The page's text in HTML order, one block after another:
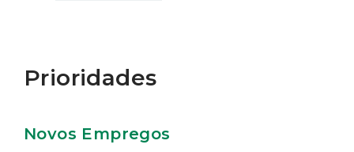
Prioridades
Novos Empregos